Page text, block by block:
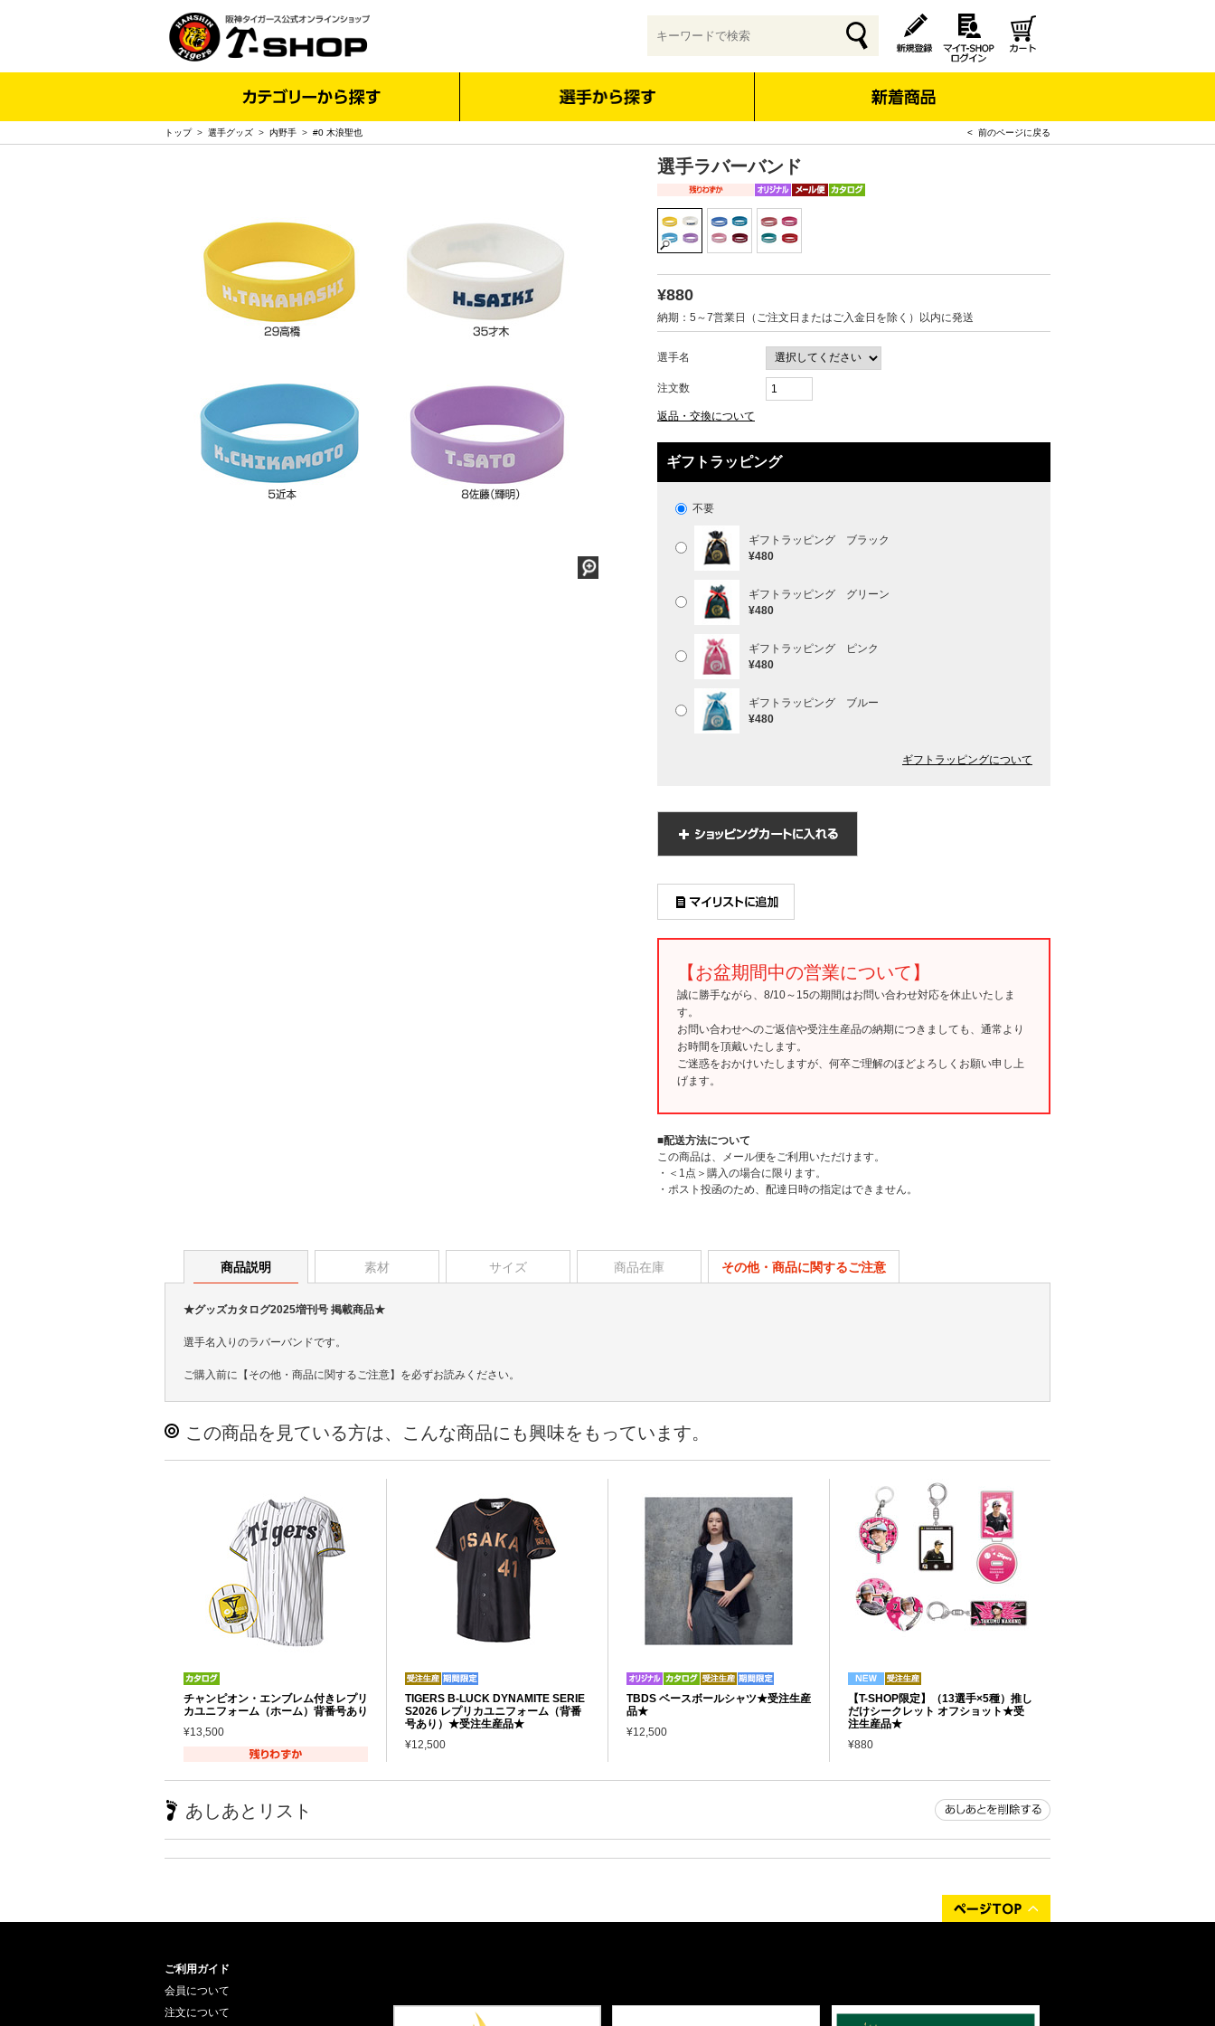
トップ> 選手グッズ > 内野手 > #0 木浪聖也 < 前のページに戻る
選手ラバーバンド
¥880
納期：5～7営業日（ご注文日またはご入金日を除く）以内に発送
選手名
注文数
返品・交換について
ギフトラッピング
不要
ギフトラッピング ブラック
¥480
ギフトラッピング グリーン
¥480
ギフトラッピング ピンク
¥480
ギフトラッピング ブルー
¥480
ギフトラッピングについて
【お盆期間中の営業について】
誠に勝手ながら、8/10～15の期間はお問い合わせ対応を休止いたしま
す。
お問い合わせへのご返信や受注生産品の納期につきましても、通常より
お時間を頂戴いたします。
ご迷惑をおかけいたしますが、何卒ご理解のほどよろしくお願い申し上
げます。
■配送方法について
この商品は、メール便をご利用いただけます。
・＜1点＞購入の場合に限ります。
・ポスト投函のため、配達日時の指定はできません。
商品説明 素材 サイズ 商品在庫 その他・商品に関するご注意
★グッズカタログ2025増刊号 掲載商品★
選手名入りのラバーバンドです。
ご購入前に【その他・商品に関するご注意】を必ずお読みください。
この商品を見ている方は、こんな商品にも興味をもっています。
チャンピオン・エンブレム付きレプリ
カユニフォーム（ホーム）背番号あり
¥13,500
TIGERS B-LUCK DYNAMITE SERIE
S2026 レプリカユニフォーム（背番
号あり）★受注生産品★
¥12,500
TBDS ベースボールシャツ★受注生産
品★
¥12,500
【T-SHOP限定】（13選手×5種）推し
だけシークレット オフショット★受
注生産品★
¥880
あしあとリスト
ご利用ガイド
会員について
注文について